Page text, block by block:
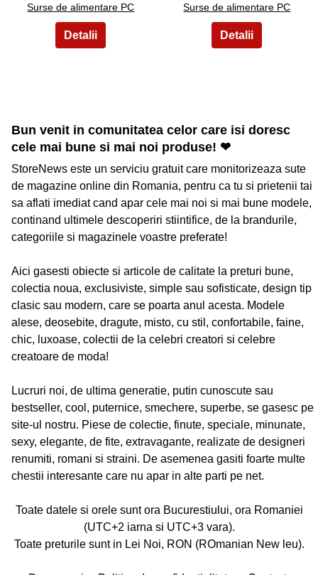
Surse de alimentare PC Surse de alimentare PC
Bun venit in comunitatea celor care isi doresc
cele mai bune si mai noi produse! ❤
StoreNews este un serviciu gratuit care monitorizeaza sute
de magazine online din Romania, pentru ca tu si prietenii tai
sa aflati imediat cand apar cele mai noi si mai bune modele,
continand ultimele descoperiri stiintifice, de la brandurile,
categoriile si magazinele voastre preferate!
Aici gasesti obiecte si articole de calitate la preturi bune,
colectia noua, exclusiviste, simple sau sofisticate, design tip
clasic sau modern, care se poarta anul acesta. Modele
alese, deosebite, dragute, misto, cu stil, confortabile, faine,
chic, luxoase, colectii de la celebri creatori si celebre
creatoare de moda!
Lucruri noi, de ultima generatie, putin cunoscute sau
bestseller, cool, puternice, smechere, superbe, se gasesc pe
site-ul nostru. Piese de colectie, finute, speciale, minunate,
sexy, elegante, de fite, extravagante, realizate de designeri
renumiti, romani si straini. De asemenea gasiti foarte multe
chestii interesante care nu apar in alte parti pe net.
Toate datele si orele sunt ora Bucurestiului, ora Romaniei
(UTC+2 iarna si UTC+3 vara).
Toate preturile sunt in Lei Noi, RON (ROmanian New leu).